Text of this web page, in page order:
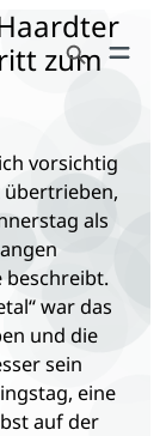
Search
Search Button
zum
vorsichtig
übertrieben,
als
beschreibt.
war das
und die
sein
eine
auf der